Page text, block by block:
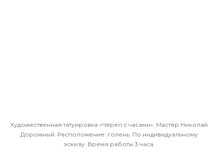
Художественная татуировка «Череп с часами». Мастер Николай
Дорожный. Расположение: голень. По индивидуальному
эскизу. Время работы 3 часа.